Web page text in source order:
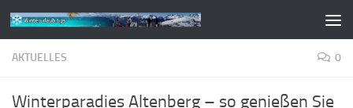
Zum Inhalt springen
AKTUELLES 0
Winterparadies Altenberg – so genießen Sie